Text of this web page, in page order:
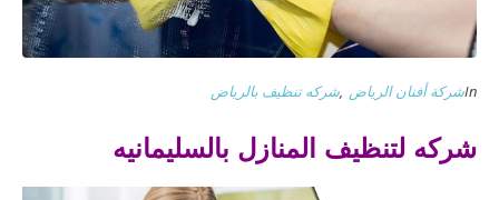
Inشركة أفنان الرياض ,شركه تنظيف بالرياض
شركه لتنظيف المنازل بالسليمانيه